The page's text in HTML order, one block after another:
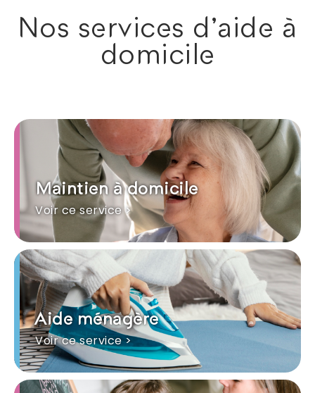
Nos services d'aide à
domicile
Maintien à domicile
Voir ce service >
Aide ménagère
Voir ce service >